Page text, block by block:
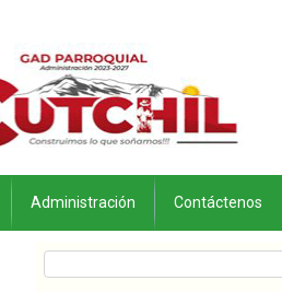
Administración Contáctenos